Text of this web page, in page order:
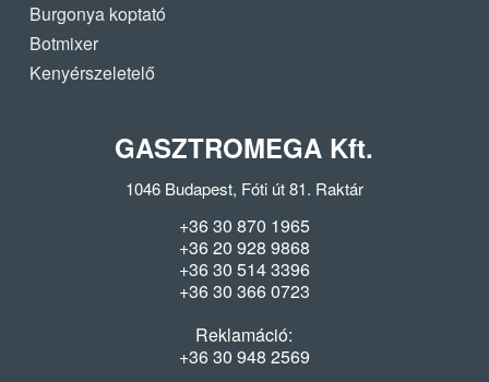
Burgonya koptató
Botmixer
Kenyérszeletelő
GASZTROMEGA Kft.
1046 Budapest, Fóti út 81. Raktár
+36 30 870 1965
+36 20 928 9868
+36 30 514 3396
+36 30 366 0723
Reklamáció:
+36 30 948 2569